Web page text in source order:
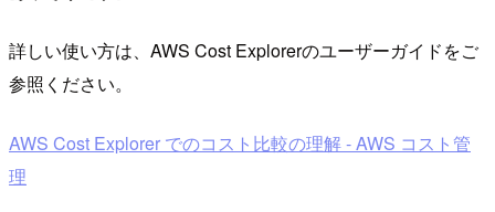
詳しい使い方は、AWS Cost Explorerのユーザーガイドをご
参照ください。
AWS Cost Explorer でのコスト比較の理解 - AWS コスト管
理